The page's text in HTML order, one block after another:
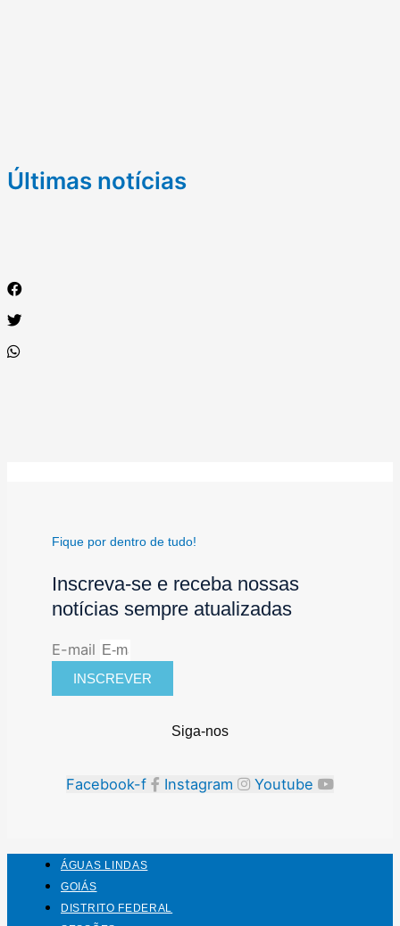
Últimas notícias
Fique por dentro de tudo!
Inscreva-se e receba nossas
notícias sempre atualizadas
E-mail
INSCREVER
Siga-nos
Facebook-f Instagram Youtube
ÁGUAS LINDAS
GOIÁS
DISTRITO FEDERAL